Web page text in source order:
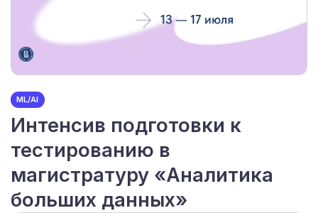
ML/AI
Интенсив подготовки к
тестированию в
магистратуру «Аналитика
больших данных»